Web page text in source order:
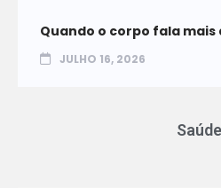
Quando o corpo fala mais
JULHO 16, 2026
Saúde